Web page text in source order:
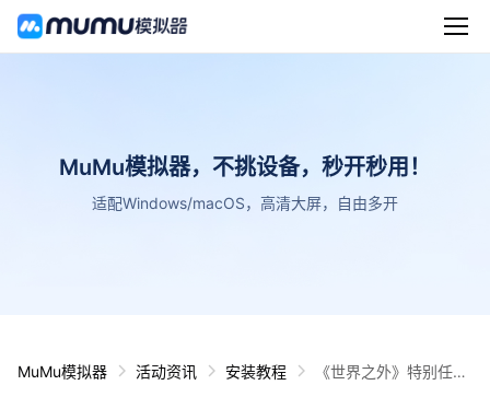
MuMu模拟器，不挑设备，秒开秒用！
适配Windows/macOS，高清大屏，自由多开
MuMu模拟器 活动资讯 安装教程
《世界之外》特别任务